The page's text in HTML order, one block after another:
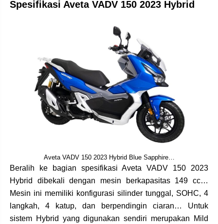
Spesifikasi Aveta VADV 150 2023 Hybrid
Aveta VADV 150 2023 Hybrid Blue Sapphire…
Beralih ke bagian spesifikasi Aveta VADV 150 2023
Hybrid dibekali dengan mesin berkapasitas 149 cc…
Mesin ini memiliki konfigurasi silinder tunggal, SOHC, 4
langkah, 4 katup, dan berpendingin ciaran… Untuk
sistem Hybrid yang digunakan sendiri merupakan Mild